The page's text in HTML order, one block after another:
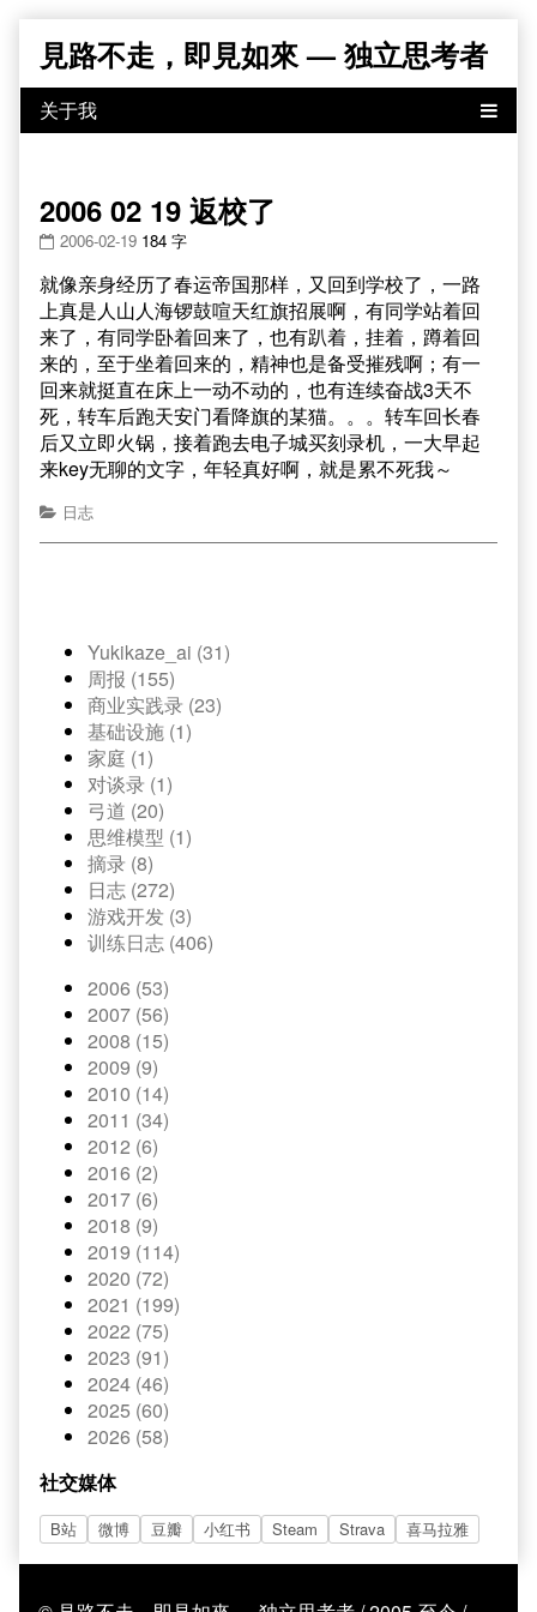
content
見路不走，即見如來 — 独立思考者
2006 02 19 返校了
2006-02-19 184 字
就像亲身经历了春运帝国那样，又回到学校了，一路
上真是人山人海锣鼓喧天红旗招展啊，有同学站着回
来了，有同学卧着回来了，也有趴着，挂着，蹲着回
来的，至于坐着回来的，精神也是备受摧残啊；有一
回来就挺直在床上一动不动的，也有连续奋战3天不
死，转车后跑天安门看降旗的某猫。。。转车回长春
后又立即火锅，接着跑去电子城买刻录机，一大早起
来key无聊的文字，年轻真好啊，就是累不死我～
日志
Yukikaze_ai (31)
周报 (155)
商业实践录 (23)
基础设施 (1)
家庭 (1)
对谈录 (1)
弓道 (20)
思维模型 (1)
摘录 (8)
日志 (272)
游戏开发 (3)
训练日志 (406)
2006 (53)
2007 (56)
2008 (15)
2009 (9)
2010 (14)
2011 (34)
2012 (6)
2016 (2)
2017 (6)
2018 (9)
2019 (114)
2020 (72)
2021 (199)
2022 (75)
2023 (91)
2024 (46)
2025 (60)
2026 (58)
社交媒体
B站 微博 豆瓣 小红书 Steam Strava 喜马拉雅